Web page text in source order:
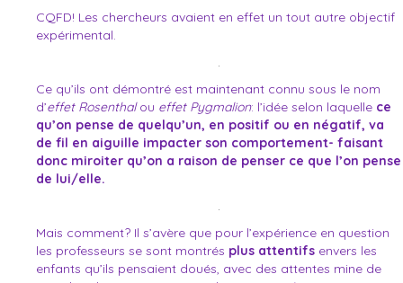
CQFD! Les chercheurs avaient en effet un tout autre objectif
expérimental.
.
Ce qu’ils ont démontré est maintenant connu sous le nom
d’effet Rosenthalou effet Pygmalion: l’idée selon laquelle ce
qu’on pense de quelqu’un, en positif ou en négatif, va
de fil en aiguille impacter son comportement- faisant
donc miroiter qu’on a raison de penser ce que l’on pense
de lui/elle.
.
Mais comment? Il s’avère que pour l’expérience en question
les professeurs se sont montrés plus attentifs envers les
enfants qu’ils pensaient doués, avec des attentes mine de